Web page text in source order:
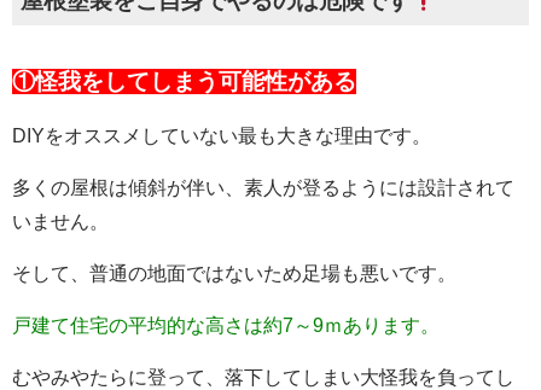
①怪我をしてしまう可能性がある
DIYをオススメしていない最も大きな理由です。
多くの屋根は傾斜が伴い、素人が登るようには設計されて
いません。
そして、普通の地面ではないため足場も悪いです。
戸建て住宅の平均的な高さは約7～9ｍあります。
むやみやたらに登って、落下してしまい大怪我を負ってし